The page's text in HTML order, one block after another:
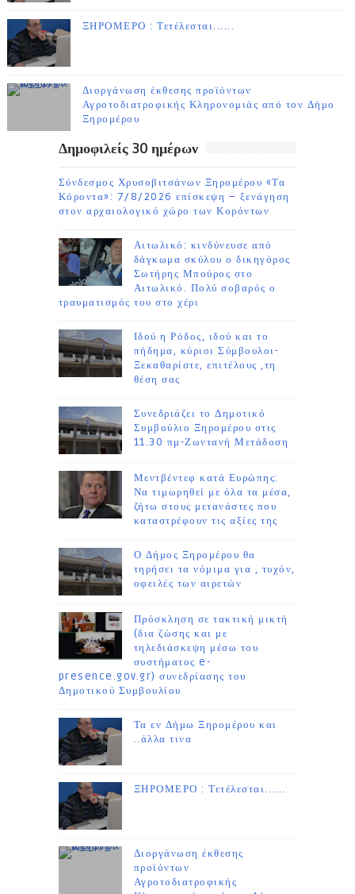
ΞΗΡΟΜΕΡΟ : Τετέλεσται......
Διοργάνωση έκθεσης προϊόντων
Αγροτοδιατροφικής Κληρονομιάς από τον Δήμο
Ξηρομέρου
Δημοφιλείς 30 ημέρων
Σύνδεσμος Χρυσοβιτσάνων Ξηρομέρου «Τα
Κόροντα»: 7/8/2026 επίσκεψη – ξενάγηση
στον αρχαιολογικό χώρο των Κορόντων
Αιτωλικό: κινδύνευσε από
δάγκωμα σκύλου ο δικηγόρος
Σωτήρης Μπούρος στο
Αιτωλικό. Πολύ σοβαρός ο
τραυματισμός του στο χέρι
Ιδού η Ρόδος, ιδού και το
πήδημα, κύριοι Σύμβουλοι-
Ξεκαθαρίστε, επιτέλους ,τη
θέση σας
Συνεδριάζει το Δημοτικό
Συμβούλιο Ξηρομέρου στις
11.30 πμ-Ζωντανή Μετάδοση
Μεντβέντεφ κατά Ευρώπης:
Να τιμωρηθεί με όλα τα μέσα,
ζήτω στους μετανάστες που
καταστρέφουν τις αξίες της
Ο Δήμος Ξηρομέρου θα
τηρήσει τα νόμιμα για , τυχόν,
οφειλές των αιρετών
Πρόσκληση σε τακτική μικτή
(δια ζώσης και με
τηλεδιάσκεψη μέσω του
συστήματος e-
presence.gov.gr) συνεδρίασης του
Δημοτικού Συμβουλίου
Τα εν Δήμω Ξηρομέρου και
..άλλα τινα
ΞΗΡΟΜΕΡΟ : Τετέλεσται......
Διοργάνωση έκθεσης
προϊόντων
Αγροτοδιατροφικής